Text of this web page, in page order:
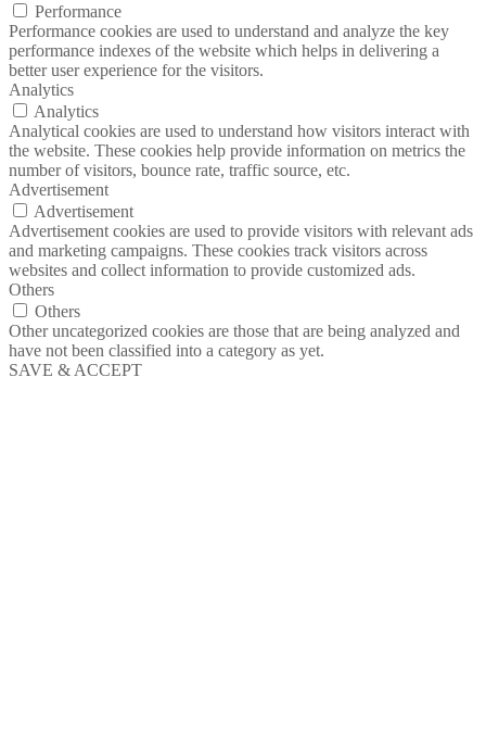
Performance
Performance cookies are used to understand and analyze the key
performance indexes of the website which helps in delivering a
better user experience for the visitors.
Analytics
Analytics
Analytical cookies are used to understand how visitors interact with
the website. These cookies help provide information on metrics the
number of visitors, bounce rate, traffic source, etc.
Advertisement
Advertisement
Advertisement cookies are used to provide visitors with relevant ads
and marketing campaigns. These cookies track visitors across
websites and collect information to provide customized ads.
Others
Others
Other uncategorized cookies are those that are being analyzed and
have not been classified into a category as yet.
SAVE & ACCEPT